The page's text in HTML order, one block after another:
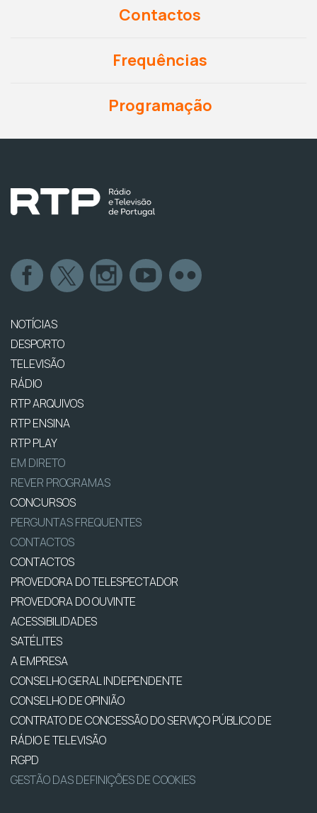
Contactos
Frequências
Programação
NOTÍCIAS
DESPORTO
TELEVISÃO
RÁDIO
RTP ARQUIVOS
RTP ENSINA
RTP PLAY
EM DIRETO
REVER PROGRAMAS
CONCURSOS
PERGUNTAS FREQUENTES
CONTACTOS
CONTACTOS
PROVEDORA DO TELESPECTADOR
PROVEDORA DO OUVINTE
ACESSIBILIDADES
SATÉLITES
A EMPRESA
CONSELHO GERAL INDEPENDENTE
CONSELHO DE OPINIÃO
CONTRATO DE CONCESSÃO DO SERVIÇO PÚBLICO DE
RÁDIO E TELEVISÃO
RGPD
GESTÃO DAS DEFINIÇÕES DE COOKIES